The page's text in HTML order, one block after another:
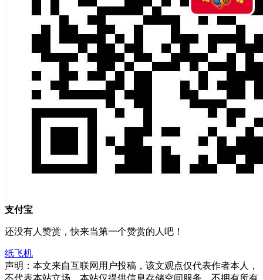
支付宝
还没有人赞赏，快来当第一个赞赏的人吧！
纸飞机
声明：本文来自互联网用户投稿，该文观点仅代表作者本人，
不代表本站立场。本站仅提供信息存储空间服务，不拥有所有